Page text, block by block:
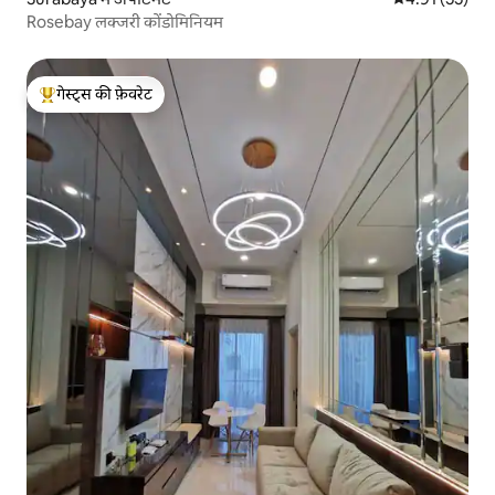
Rosebay लक्जरी कोंडोमिनियम
गेस्ट्स का टॉप फ़ेवरेट
गेस्ट्स की फ़ेवरेट